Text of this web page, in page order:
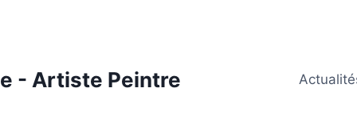
- Artiste Peintre